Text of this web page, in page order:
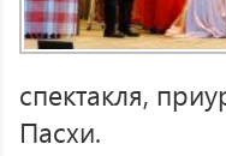
спектакля,
Пасхи.